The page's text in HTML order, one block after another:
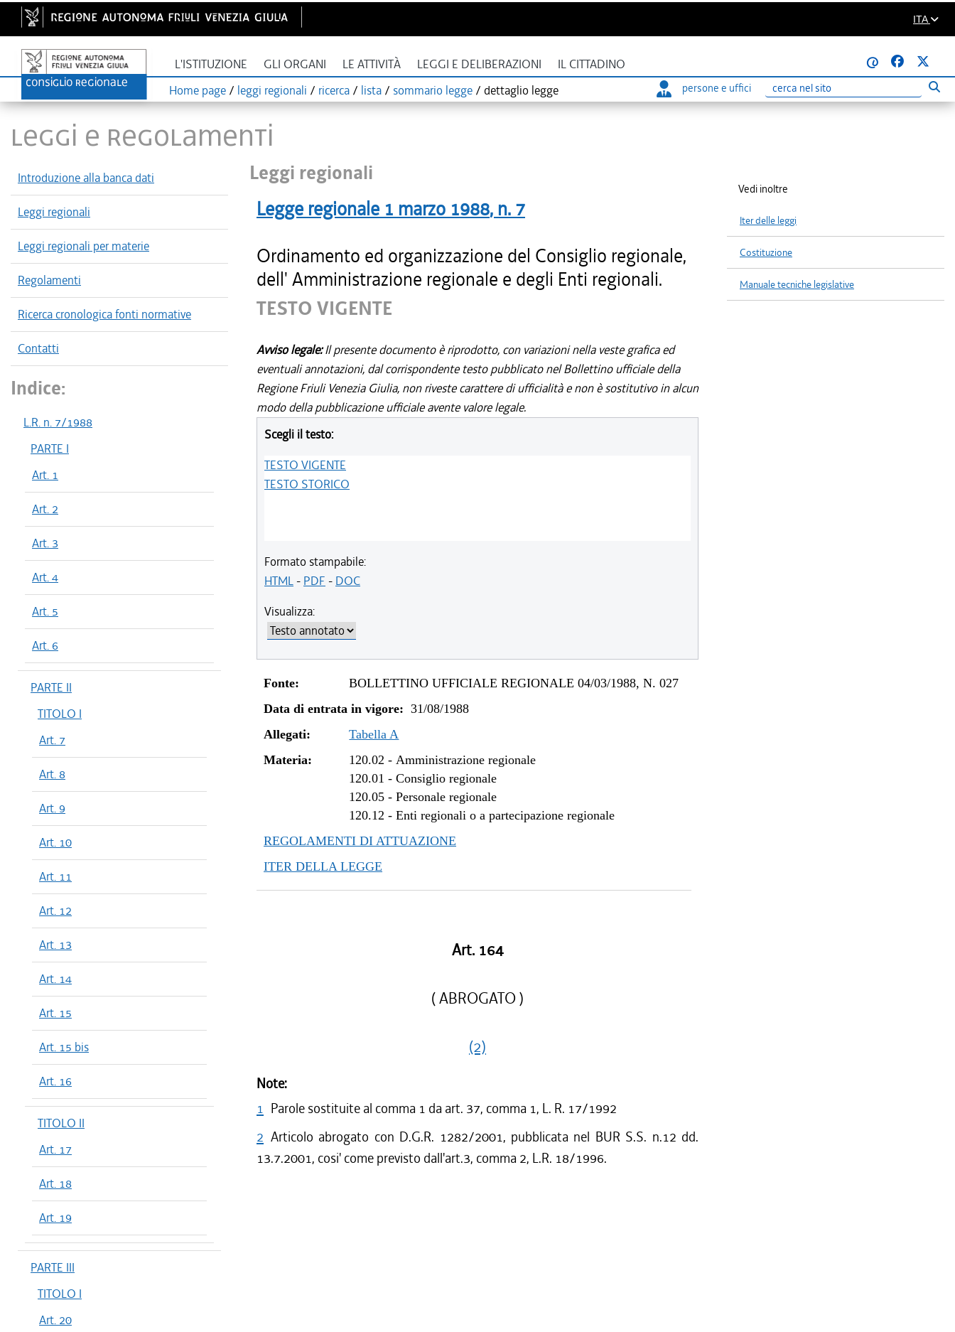
ITA
L'ISTITUZIONE GLI ORGANI LE ATTIVITÀ LEGGI E DELIBERAZIONI IL CITTADINO
@
Home page / leggi regionali / ricerca / lista / sommario legge / dettaglio legge persone e uffici
Ricerca
LEGGI E REGOLAMENTI
Introduzione alla banca dati
Leggi regionali
Leggi regionali per materie
Regolamenti
Ricerca cronologica fonti normative
Contatti
Indice:
L.R. n. 7/1988
PARTE I
Art. 1
Art. 2
Art. 3
Art. 4
Art. 5
Art. 6
PARTE II
TITOLO I
Art. 7
Art. 8
Art. 9
Art. 10
Art. 11
Art. 12
Art. 13
Art. 14
Art. 15
Art. 15 bis
Art. 16
TITOLO II
Art. 17
Art. 18
Art. 19
PARTE III
TITOLO I
Art. 20
Leggi regionali
Legge regionale 1 marzo 1988, n. 7
Ordinamento ed organizzazione del Consiglio regionale,
dell' Amministrazione regionale e degli Enti regionali.
TESTO VIGENTE
Avviso legale:Il presente documento è riprodotto, con variazioni nella veste grafica ed
eventuali annotazioni, dal corrispondente testo pubblicato nel Bollettino ufficiale della
Regione Friuli Venezia Giulia, non riveste carattere di ufficialità e non è sostitutivo in alcun
modo della pubblicazione ufficiale avente valore legale.
Scegli il testo:
TESTO VIGENTE
TESTO STORICO
Formato stampabile:
HTML- PDF - DOC
Visualizza:
Fonte:
BOLLETTINO UFFICIALE REGIONALE 04/03/1988, N. 027
Data di entrata in vigore: 31/08/1988
Allegati:
Tabella A
Materia:
120.02 -Amministrazione regionale
120.01 -Consiglio regionale
120.05 -Personale regionale
120.12 -Enti regionali o a partecipazione regionale
REGOLAMENTI DI ATTUAZIONE
ITER DELLA LEGGE
Art. 164
( ABROGATO )
(2)
Note:
1 Parole sostituite al comma 1 da art. 37, comma 1, L. R. 17/1992
2 Articolo abrogato con D.G.R. 1282/2001, pubblicata nel BUR S.S. n.12 dd.
13.7.2001, cosi' come previsto dall'art.3, comma 2, L.R. 18/1996.
Vedi inoltre
Iter delle leggi
Costituzione
Manuale tecniche legislative